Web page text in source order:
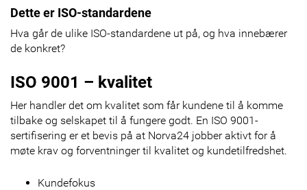
Dette er ISO-standardene
Hva går de ulike ISO-standardene ut på, og hva innebærer
de konkret?
ISO 9001 – kvalitet
Her handler det om kvalitet som får kundene til å komme
tilbake og selskapet til å fungere godt. En ISO 9001-
sertifisering er et bevis på at Norva24 jobber aktivt for å
møte krav og forventninger til kvalitet og kundetilfredshet.
Kundefokus